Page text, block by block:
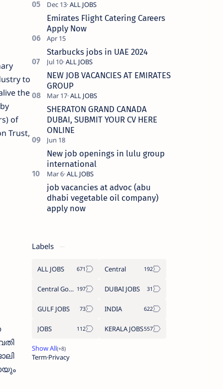
to
the
of
Trust,
Emirates Flight Catering Careers
Apply Now
Starbucks jobs in UAE 2024
NEW JOB VACANCIES AT EMIRATES
GROUP
SHERATON GRAND CANADA
DUBAI, SUBMIT YOUR CV HERE
ONLINE
New job openings in lulu group
international
job vacancies at advoc (abu
dhabi vegetable oil company)
apply now
Labels
ALL JOBS Central
Central Government Job DUBAI JOBS
GULF JOBS INDIA
JOBS KERALA JOBS
TermPrivacy